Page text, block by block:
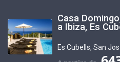
Casa
a Ibiza, Es
Es Cubells,San